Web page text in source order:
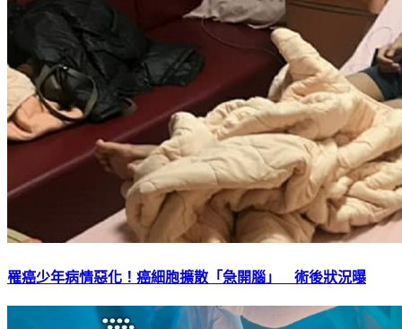
罹癌少年病情惡化！癌細胞擴散「急開腦」 術後狀況曝